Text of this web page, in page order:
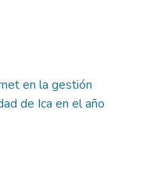
en la gestión
de Ica en el año